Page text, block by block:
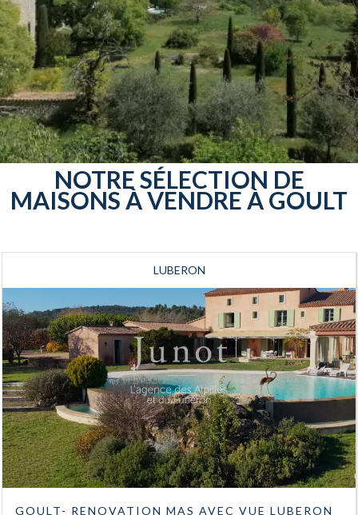
NOTRE SÉLECTION DE
MAISONS À VENDRE À GOULT
LUBERON
GOULT- RENOVATION MAS AVEC VUE LUBERON